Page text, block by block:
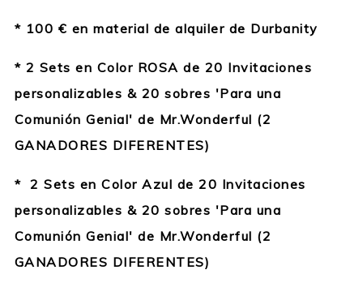
* 100 € en material de alquiler de Durbanity
* 2 Sets en Color ROSA de 20 Invitaciones
personalizables & 20 sobres 'Para una
Comunión Genial' de Mr.Wonderful (2
GANADORES DIFERENTES)
* 2 Sets en Color Azul de 20 Invitaciones
personalizables & 20 sobres 'Para una
Comunión Genial' de Mr.Wonderful (2
GANADORES DIFERENTES)